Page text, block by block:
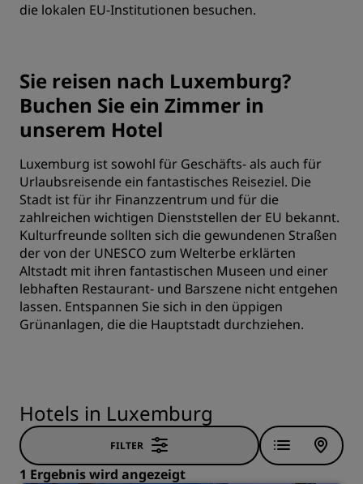
die lokalen EU-Institutionen besuchen.
Sie reisen nach Luxemburg?
Buchen Sie ein Zimmer in
unserem Hotel
Luxemburg ist sowohl für Geschäfts- als auch für
Urlaubsreisende ein fantastisches Reiseziel. Die
Stadt ist für ihr Finanzzentrum und für die
zahlreichen wichtigen Dienststellen der EU bekannt.
Kulturfreunde sollten sich die gewundenen Straßen
der von der UNESCO zum Welterbe erklärten
Altstadt mit ihren fantastischen Museen und einer
lebhaften Restaurant- und Barszene nicht entgehen
lassen. Entspannen Sie sich in den üppigen
Grünanlagen, die die Hauptstadt durchziehen.
Hotels in Luxemburg
FILTER
1 Ergebnis wird angezeigt